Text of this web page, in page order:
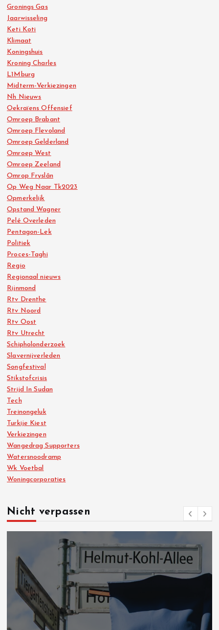
Gronings Gas
Jaarwisseling
Keti Koti
Klimaat
Koningshuis
Kroning Charles
L1Mburg
Midterm-Verkiezingen
Nh Nieuws
Oekraïens Offensief
Omroep Brabant
Omroep Flevoland
Omroep Gelderland
Omroep West
Omroep Zeeland
Omrop Fryslân
Op Weg Naar Tk2023
Opmerkelijk
Opstand Wagner
Pelé Overleden
Pentagon-Lek
Politiek
Proces-Taghi
Regio
Regionaal nieuws
Rijnmond
Rtv Drenthe
Rtv Noord
Rtv Oost
Rtv Utrecht
Schipholonderzoek
Slavernijverleden
Songfestival
Stikstofcrisis
Strijd In Sudan
Tech
Treinongeluk
Turkije Kiest
Verkiezingen
Wangedrag Supporters
Watersnoodramp
Wk Voetbal
Woningcorporaties
Nicht verpassen